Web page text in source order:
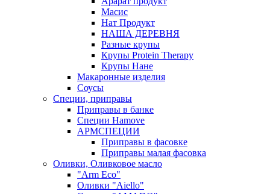
Масис
Нат Продукт
НАША ДЕРЕВНЯ
Разные крупы
Крупы Protein Therapy
Крупы Нане
Макаронные изделия
Соусы
Специи, приправы
Приправы в банке
Специи Hamove
АРМСПЕЦИИ
Приправы в фасовке
Приправы малая фасовка
Оливки, Оливковое масло
"Arm Eco"
Оливки "Aiello"